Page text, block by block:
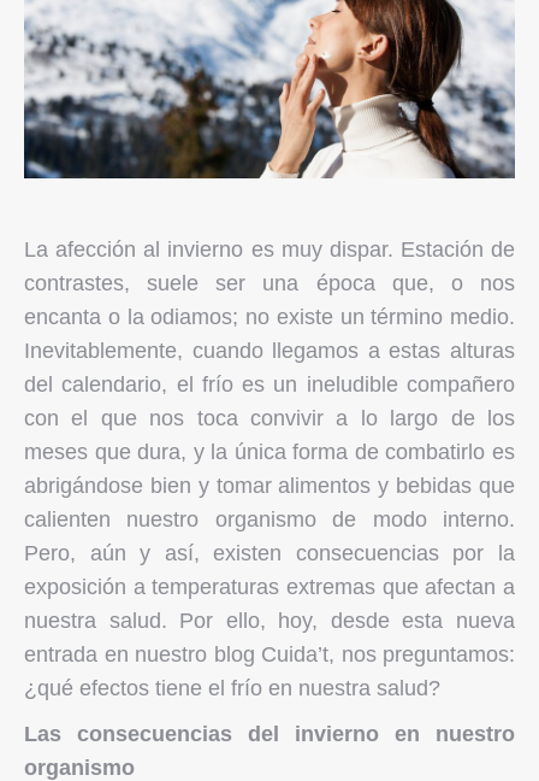
La afección al invierno es muy dispar. Estación de
contrastes, suele ser una época que, o nos
encanta o la odiamos; no existe un término medio.
Inevitablemente, cuando llegamos a estas alturas
del calendario, el frío es un ineludible compañero
con el que nos toca convivir a lo largo de los
meses que dura, y la única forma de combatirlo es
abrigándose bien y tomar alimentos y bebidas que
calienten nuestro organismo de modo interno.
Pero, aún y así, existen consecuencias por la
exposición a temperaturas extremas que afectan a
nuestra salud. Por ello, hoy, desde esta nueva
entrada en nuestro blog Cuida’t, nos preguntamos:
¿qué efectos tiene el frío en nuestra salud?
Las consecuencias del invierno en nuestro
organismo